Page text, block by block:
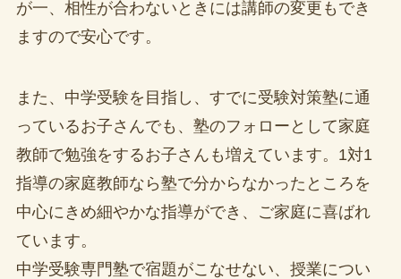
が一、相性が合わないときには講師の変更もでき
ますので安心です。
また、中学受験を目指し、すでに受験対策塾に通
っているお子さんでも、塾のフォローとして家庭
教師で勉強をするお子さんも増えています。1対1
指導の家庭教師なら塾で分からなかったところを
中心にきめ細やかな指導ができ、ご家庭に喜ばれ
ています。
中学受験専門塾で宿題がこなせない、授業につい